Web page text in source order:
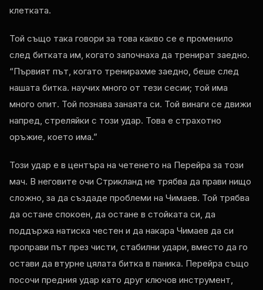
клетката.
Той също така говори за това какво се е променило
след битката им, когато започнаха да тренират заедно.
“Първият път, когато тренирахме заедно, беше след
нашата битка. научих много от тези сесии; той има
много опит. Той познава занаята си. Той винаги се движи
напред, стреляйки с този удар. Това е страхотно
оръжие, което има.”
Този удар е в центъра на четенето на Перейра за този
мач. В неговите очи Стрикланд не трябва да прави нищо
сложно, за да създаде проблеми на Чимаев. Той трябва
да остане спокоен, да остане в стойката си, да
поддържа натиска честен и да накара Чимаев да си
проправи път през чисти, стабилни удари, вместо да го
остави да втурне цялата битка в паника. Перейра също
посочи предния удар като друг ключов инструмент,